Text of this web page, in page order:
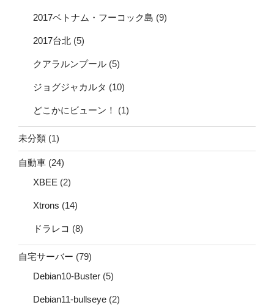
2017ベトナム・フーコック島 (9)
2017台北 (5)
クアラルンプール (5)
ジョグジャカルタ (10)
どこかにビューン！ (1)
未分類 (1)
自動車 (24)
XBEE (2)
Xtrons (14)
ドラレコ (8)
自宅サーバー (79)
Debian10-Buster (5)
Debian11-bullseye (2)